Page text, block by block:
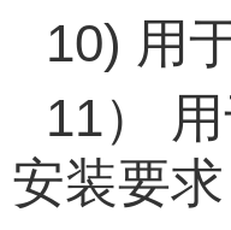
10) 用
11）
安装要求